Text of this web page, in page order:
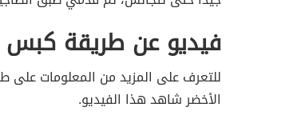
فيديو عن طريقة كبس
للتعرف على المزيد من المعلومات على
الأخضر شاهد هذا الفيديو.